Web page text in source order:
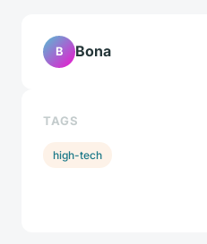
B Bona
TAGS
high-tech